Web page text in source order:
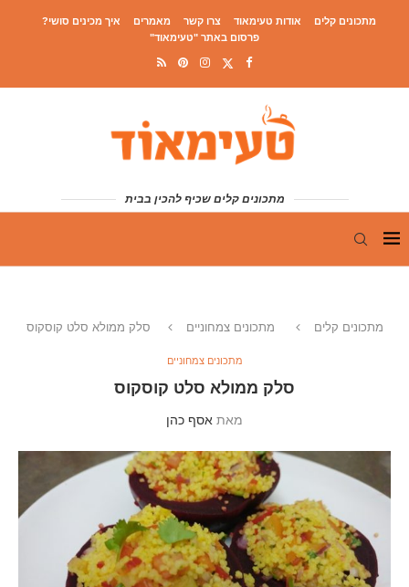
מתכונים קלים אודות טעימאוד צרו קשר מאמרים
איך מכינים סושי?
פרסום באתר "טעימאוד"
מתכונים קלים שכיף להכין בבית
מתכונים קלים מתכונים צמחוניים סלק ממולא סלט קוסקוס
מתכונים צמחוניים
סלק ממולא סלט קוסקוס
מאת אסף כהן